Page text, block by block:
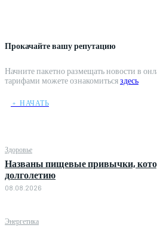
Прокачайте вашу репутацию
Начните пакетно размещать новости в
тарифами можете ознакомитьсяздесь
﹢ НАЧАТЬ
Здоровье
Названы пищевые привычки,
долголетию
08.08.2026
Энергетика